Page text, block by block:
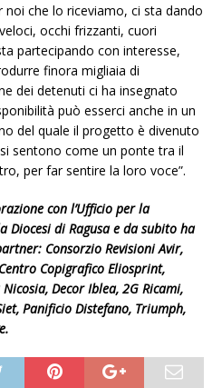
che lo riceviamo, ci sta dando
occhi frizzanti, cuori
partecipando con interesse,
finora migliaia di
dei detenuti ci ha insegnato
può esserci anche in un
del quale il progetto è divenuto
sentono come un ponte tra il
per far sentire la loro voce”.
con l’Ufficio per la
Diocesi di Ragusa e da subito ha
Consorzio Revisioni Avir,
Copigrafico Eliosprint,
Decor Iblea, 2G Ricami,
Panificio Distefano, Triumph,